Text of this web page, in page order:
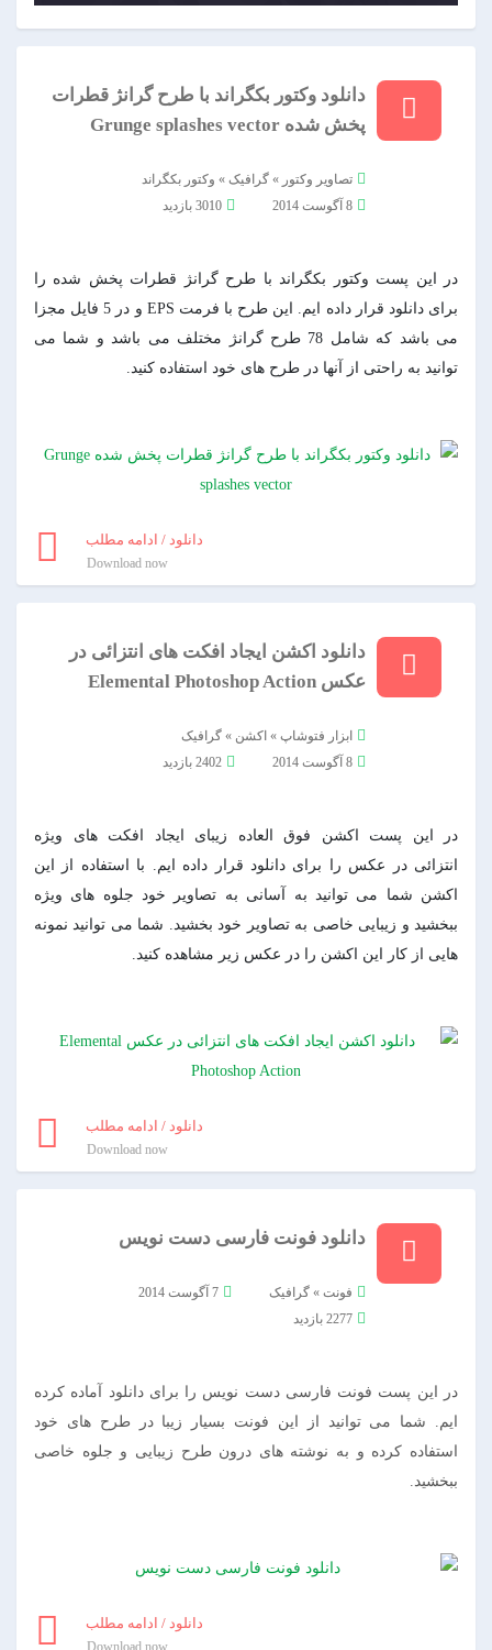
دانلود وکتور بکگراند با طرح گرانژ قطرات
پخش شده Grunge splashes vector
تصاویر وکتور »گرافیک » وکتور بکگراند
8 آگوست 2014
3010 بازدید
در این پست وکتور بکگراند با طرح گرانژ قطرات پخش شده را
برای دانلود قرار داده ایم. این طرح با فرمت EPS و در 5 فایل مجزا
می باشد که شامل 78 طرح گرانژ مختلف می باشد و شما می
توانید به راحتی از آنها در طرح های خود استفاده کنید.
دانلود / ادامه مطلب
Download now
دانلود اکشن ایجاد افکت های انتزائی در
عکس Elemental Photoshop Action
ابزار فتوشاپ »اکشن »گرافیک
8 آگوست 2014
2402 بازدید
در این پست اکشن فوق العاده زیبای ایجاد افکت های ویژه
انتزائی در عکس را برای دانلود قرار داده ایم. با استفاده از این
اکشن شما می توانید به آسانی به تصاویر خود جلوه های ویژه
ببخشید و زیبایی خاصی به تصاویر خود بخشید. شما می توانید نمونه
هایی از کار این اکشن را در عکس زیر مشاهده کنید.
دانلود / ادامه مطلب
Download now
دانلود فونت فارسی دست نویس
فونت »گرافیک
7 آگوست 2014
2277 بازدید
در این پست فونت فارسی دست نویس را برای دانلود آماده کرده
ایم. شما می توانید از این فونت بسیار زیبا در طرح های خود
استفاده کرده و به نوشته های درون طرح زیبایی و جلوه خاصی
ببخشید.
دانلود / ادامه مطلب
Download now